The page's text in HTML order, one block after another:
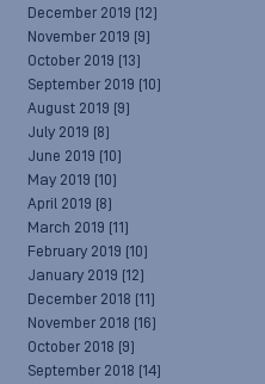
December 2019 (12)
November 2019 (9)
October 2019 (13)
September 2019 (10)
August 2019 (9)
July 2019 (8)
June 2019 (10)
May 2019 (10)
April 2019 (8)
March 2019 (11)
February 2019 (10)
January 2019 (12)
December 2018 (11)
November 2018 (16)
October 2018 (9)
September 2018 (14)